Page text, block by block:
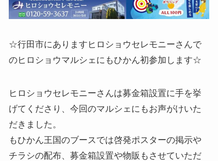
☆行田市にありますヒロショウセレモニーさんで
のヒロショウマルシェにもひかん初参加します☆
ヒロショウセレモニーさんは募金箱設置に手を挙
げてくださり、今回のマルシェにもお声がけいた
だきました。
もひかん王国のブースでは啓発ポスターの掲示や
チラシの配布、募金箱設置や物販もさせていただ